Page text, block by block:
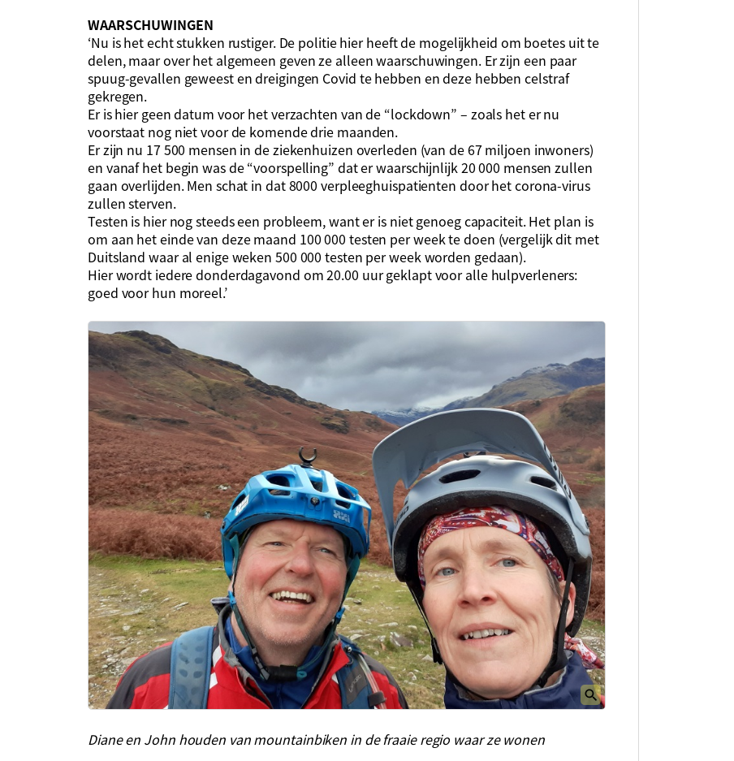
WAARSCHUWINGEN
‘Nu is het echt stukken rustiger. De politie hier heeft de mogelijkheid om boetes uit te
delen, maar over het algemeen geven ze alleen waarschuwingen. Er zijn een paar
spuug-gevallen geweest en dreigingen Covid te hebben en deze hebben celstraf
gekregen.
Er is hier geen datum voor het verzachten van de “lockdown” – zoals het er nu
voorstaat nog niet voor de komende drie maanden.
Er zijn nu 17 500 mensen in de ziekenhuizen overleden (van de 67 miljoen inwoners)
en vanaf het begin was de “voorspelling” dat er waarschijnlijk 20 000 mensen zullen
gaan overlijden. Men schat in dat 8000 verpleeghuispatienten door het corona-virus
zullen sterven.
Testen is hier nog steeds een probleem, want er is niet genoeg capaciteit. Het plan is
om aan het einde van deze maand 100 000 testen per week te doen (vergelijk dit met
Duitsland waar al enige weken 500 000 testen per week worden gedaan).
Hier wordt iedere donderdagavond om 20.00 uur geklapt voor alle hulpverleners:
goed voor hun moreel.’
Diane en John houden van mountainbiken in de fraaie regio waar ze wonen